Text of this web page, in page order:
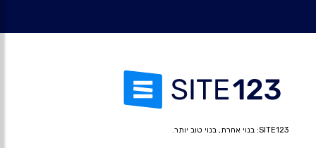
SITE123: בנוי אחרת, בנוי טוב יותר.